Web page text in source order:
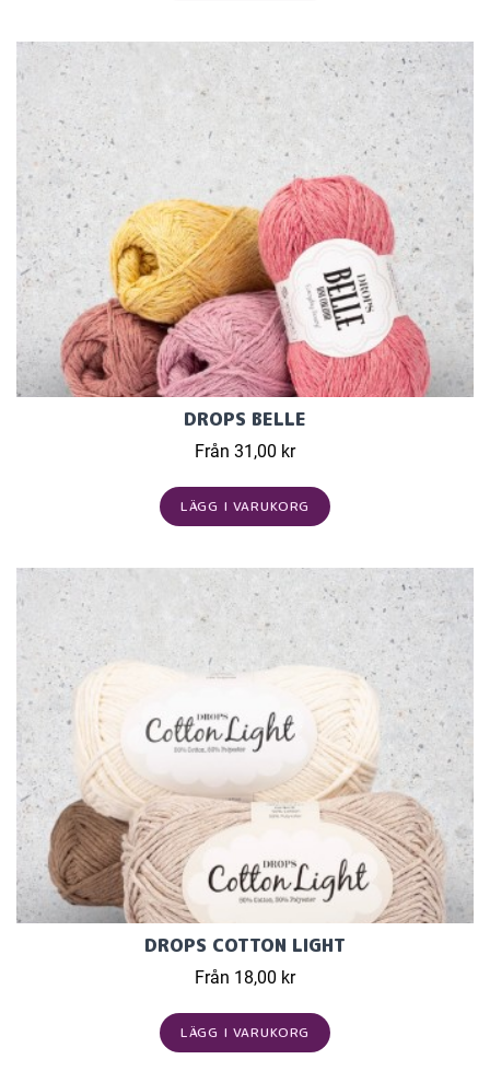
DROPS BELLE
Från 31,00 kr
LÄGG I VARUKORG
DROPS COTTON LIGHT
Från 18,00 kr
LÄGG I VARUKORG